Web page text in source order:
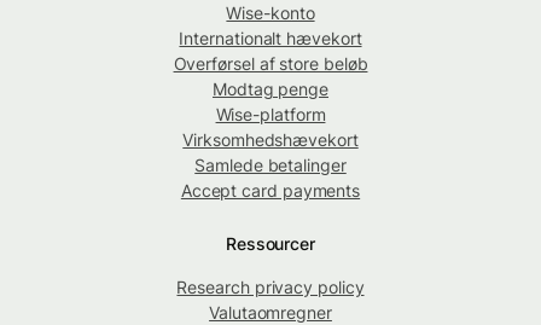
Wise-konto
Internationalt hævekort
Overførsel af store beløb
Modtag penge
Wise-platform
Virksomhedshævekort
Samlede betalinger
Accept card payments
Ressourcer
Research privacy policy
Valutaomregner